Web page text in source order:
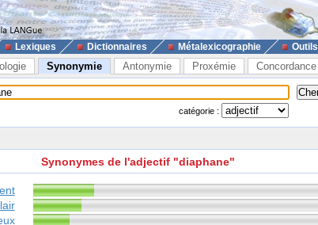
Lexiques Dictionnaires Métalexicographie Outils
Synonymie Antonymie Proxémie Concordance
catégorie :
Synonymes de l'adjectif "diaphane"